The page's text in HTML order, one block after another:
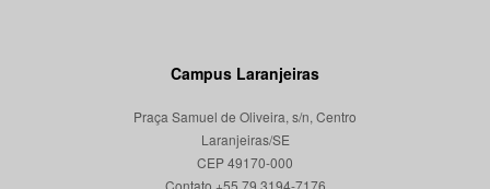
Campus Laranjeiras
Praça Samuel de Oliveira, s/n, Centro
Laranjeiras/SE
CEP 49170-000